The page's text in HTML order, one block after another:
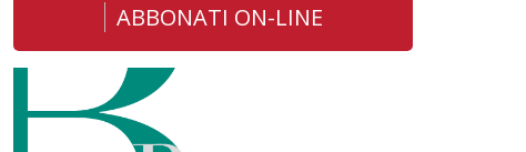
ABBONATI ON-LINE